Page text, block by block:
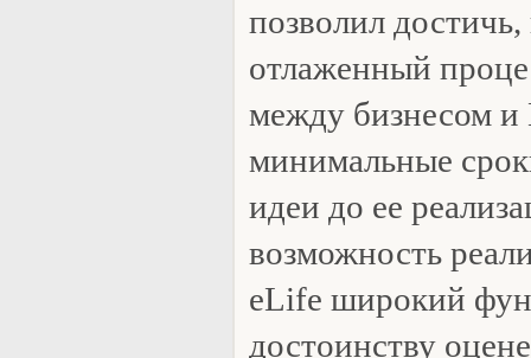
позволил
отлаженный
между бизнесом
минимальные
идеи до ее
возможность
eLife широкий
достоинству